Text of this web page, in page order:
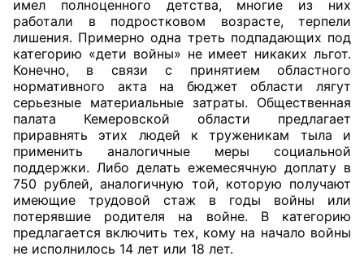
Структура Палаты
Комиссии
Экспертный совет ОП КО
Совет ОП КО
Общественный штаб
Члены ОП КО
Документы ОП КО
Регламент ОП КО
имел полноценного детства, многие из них
работали в подростковом возрасте, терпели
лишения. Примерно одна треть подпадающих под
категорию «дети войны» не имеет никаких льгот.
Конечно, в связи с принятием областного
нормативного акта на бюджет области лягут
серьезные материальные затраты. Общественная
палата Кемеровской области предлагает
приравнять этих людей к труженикам тыла и
применить аналогичные меры социальной
поддержки. Либо делать ежемесячную доплату в
750 рублей, аналогичную той, которую получают
имеющие трудовой стаж в годы войны или
потерявшие родителя на войне. В категорию
предлагается включить тех, кому на начало войны
не исполнилось 14 лет или 18 лет.